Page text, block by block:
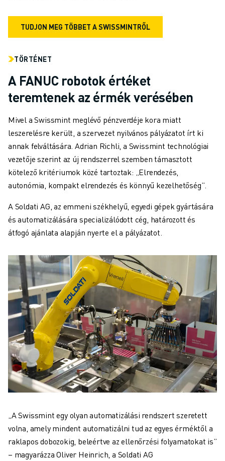
TUDJON MEG TÖBBET A SWISSMINTRŐL
TÖRTÉNET
A FANUC robotok értéket
teremtenek az érmék verésében
Mivel a Swissmint meglévő pénzverdéje kora miatt
leszerelésre került, a szervezet nyilvános pályázatot írt ki
annak felváltására. Adrian Richli, a Swissmint technológiai
vezetője szerint az új rendszerrel szemben támasztott
kötelező kritériumok közé tartoztak: „Elrendezés,
autonómia, kompakt elrendezés és könnyű kezelhetőség”.
A Soldati AG, az emmeni székhelyű, egyedi gépek gyártására
és automatizálására specializálódott cég, határozott és
átfogó ajánlata alapján nyerte el a pályázatot.
„A Swissmint egy olyan automatizálási rendszert szeretett
volna, amely mindent automatizálni tud az egyes érméktől a
raklapos dobozokig, beleértve az ellenőrzési folyamatokat is”
– magyarázza Oliver Heinrich, a Soldati AG